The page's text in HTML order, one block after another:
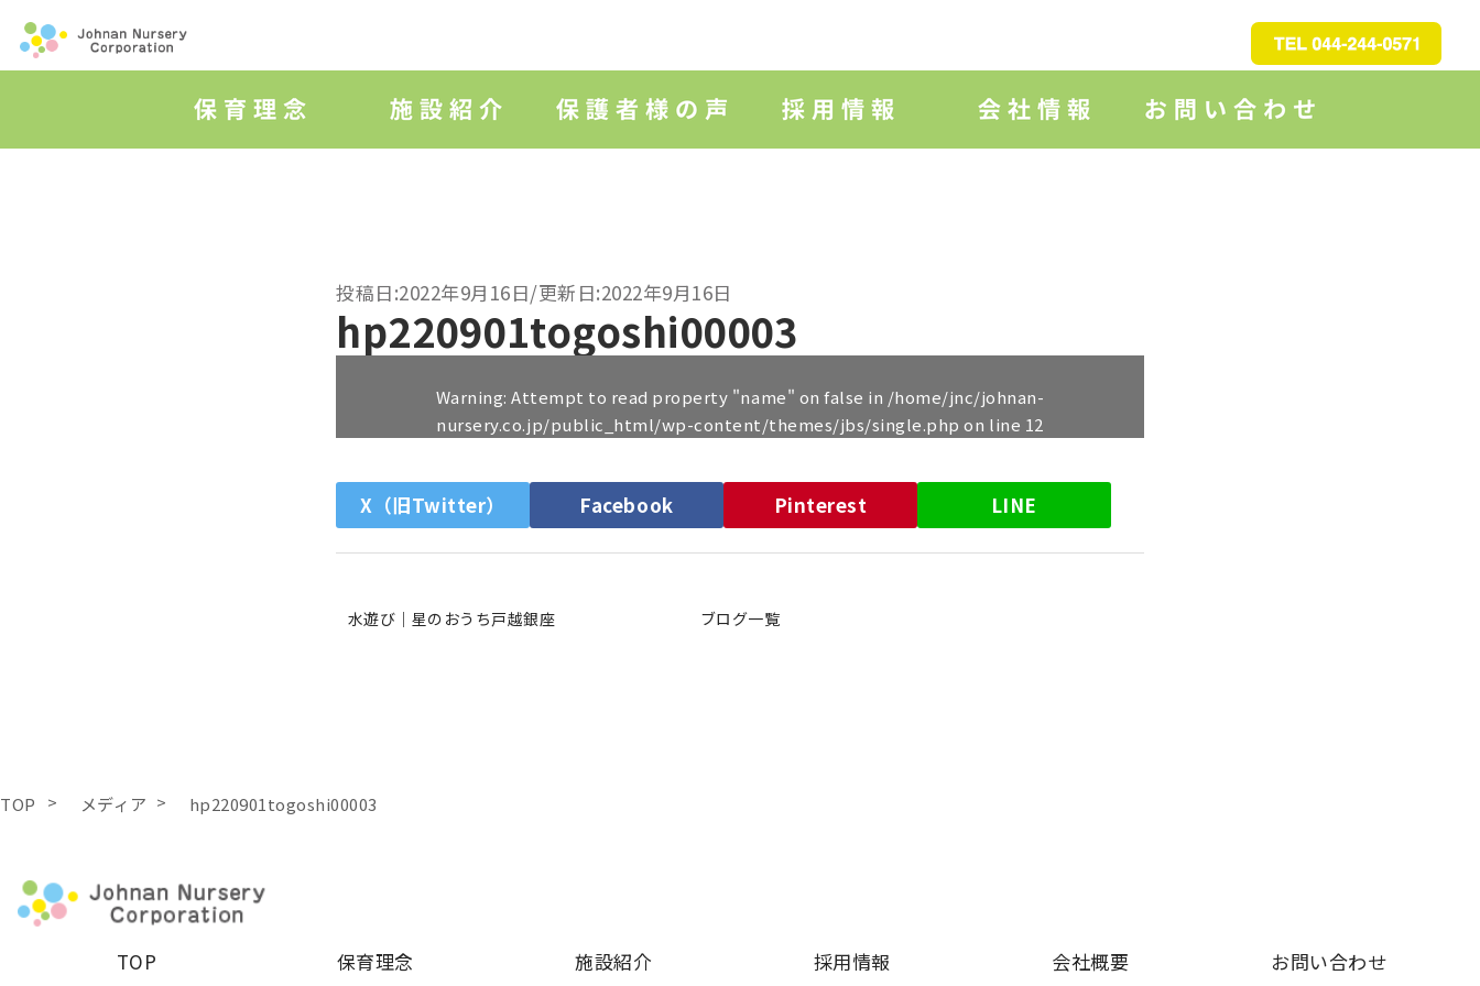
投稿日:2022年9月16日/更新日:2022年9月16日
hp220901togoshi00003
Warning: Attempt to read property "name" on false in /home/jnc/johnan-
nursery.co.jp/public_html/wp-content/themes/jbs/single.php on line 12
X（旧Twitter） Facebook Pinterest LINE
水遊び｜星のおうち戸越銀座 ブログ一覧
TOP メディア hp220901togoshi00003
TOP 保育理念 施設紹介 採用情報 会社概要 お問い合わせ